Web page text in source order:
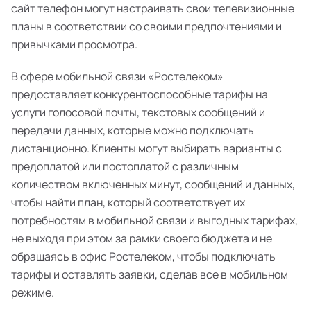
сайт телефон могут настраивать свои телевизионные
планы в соответствии со своими предпочтениями и
привычками просмотра.
В сфере мобильной связи «Ростелеком»
предоставляет конкурентоспособные тарифы на
услуги голосовой почты, текстовых сообщений и
передачи данных, которые можно подключать
дистанционно. Клиенты могут выбирать варианты с
предоплатой или постоплатой с различным
количеством включенных минут, сообщений и данных,
чтобы найти план, который соответствует их
потребностям в мобильной связи и выгодных тарифах,
не выходя при этом за рамки своего бюджета и не
обращаясь в офис Ростелеком, чтобы подключать
тарифы и оставлять заявки, сделав все в мобильном
режиме.